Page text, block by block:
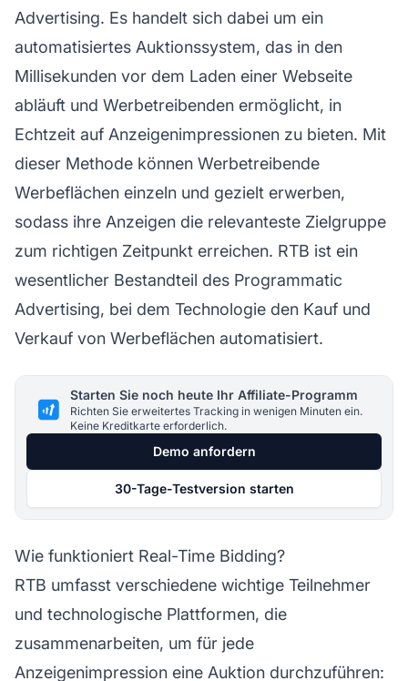
Advertising. Es handelt sich dabei um ein
automatisiertes Auktionssystem, das in den
Millisekunden vor dem Laden einer Webseite
abläuft und Werbetreibenden ermöglicht, in
Echtzeit auf Anzeigenimpressionen zu bieten. Mit
dieser Methode können Werbetreibende
Werbeflächen einzeln und gezielt erwerben,
sodass ihre Anzeigen die relevanteste Zielgruppe
zum richtigen Zeitpunkt erreichen. RTB ist ein
wesentlicher Bestandteil des Programmatic
Advertising, bei dem Technologie den Kauf und
Verkauf von Werbeflächen automatisiert.
Starten Sie noch heute Ihr Affiliate-Programm
Richten Sie erweitertes Tracking in wenigen Minuten ein.
Keine Kreditkarte erforderlich.
Demo anfordern
30-Tage-Testversion starten
Wie funktioniert Real-Time Bidding?
RTB umfasst verschiedene wichtige Teilnehmer
und technologische Plattformen, die
zusammenarbeiten, um für jede
Anzeigenimpression eine Auktion durchzuführen: